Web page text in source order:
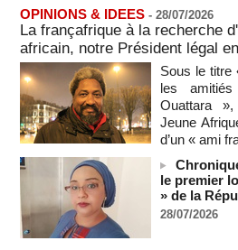
invasion par la Chine
06/08/2026 -
Les Bourses mondiales
records en Europe
06/08/2026 -
Soudan du Sud : Les avocats de
accès à leur client avant la prochaine
06/08/2026 -
France-Algérie: l'affaire Mehdi
policière contre le narcotrafic
06/08/2026 -
Guinée : l'absence du président
OPINIONS & IDEES - 28/07/2026
La françafrique à la recherche
africain, notre Président légal
Sous le titre
les amitiés
Ouattara
Jeune
d’un « ami
le premier
» de la
28/07/2026